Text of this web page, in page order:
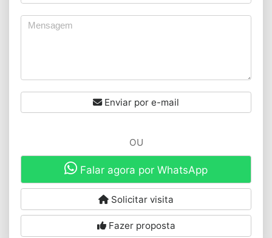
Enviar por e-mail
OU
Falar agora por WhatsApp
Solicitar visita
Fazer proposta